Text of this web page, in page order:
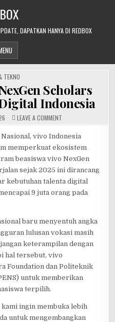
DAPATKAN HANYA DI REDBOX
TEKNO
Scholars
Indonesia
LEAVE A COMMENT
NEXGEN
DUKUNG
DIGITAL
INDONESIA
vivo Indonesia
memperkuat ekosistem
beasiswa vivo NexGen
sejak 2025 ini dirancang
kebutuhan talenta digital
9 juta orang pada
baru menyentuh angka
lulusan vokasi masih
keterampilan dengan
hal tersebut, vivo
Foundation dan Politeknik
untuk memberikan
terpilih.
ingin membuka lebih
untuk mengembangkan